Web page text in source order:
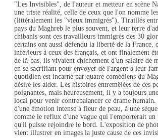
"Les Invisibles", de l'auteur et metteur en scène
une triste réalité, celle de ceux que l'on nomme
(littéralement les "vieux immigrés"). Tiraillés
pays du Maghreb le plus souvent, et leur terre
chibanis sont ces travailleurs immigrés des 30
certains ont aussi défendu la liberté de la France,
inférieurs à ceux des français, et ont finalement
de là-bas, ils vivaient chichement d'un salaire de
en se sacrifiant pour envoyer de l'argent à leur
quotidien est incarné par quatre comédiens du
désire les aider. Les histoires entremêlées de ces
poignantes, mais heureusement, il y a toujours
local pour venir contrebalancer ce drame humain.
d'une émotion intense à fleur de peau, à une
comme le reflux d'une vague qui l'emporterait un
qu'il puisse rejoindre le bord. L'exposition de
vient illustrer en images la juste cause de ces